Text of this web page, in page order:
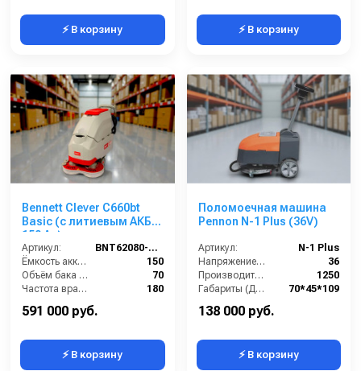
⚡ В корзину ⚡ В корзину
Bennett Clever C660bt
Basic (с литиевым АКБ
150 Ач)
Артикул:
BNT62080-150li
Ёмкость аккумуляторов (Ач):
150
Объём бака для грязной воды (л):
70
Частота вращения щетки (об/мин):
180
591 000 руб.
⚡ В корзину
Поломоечная машина
Pennon N-1 Plus (36V)
Артикул:
N-1 Plus
Напряжение (В):
36
Производительность по площади (м2/ч):
1250
Габариты (ДхШхВ):
70*45*109
138 000 руб.
⚡ В корзину